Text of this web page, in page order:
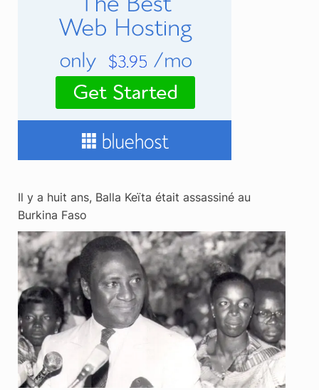
Il y a huit ans, Balla Keïta était assassiné au
Burkina Faso